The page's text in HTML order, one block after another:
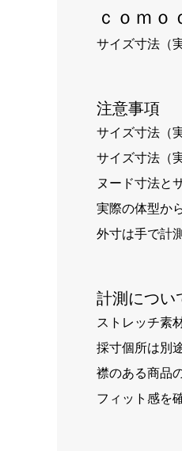
ｃｏｍｏ
サイズ寸法（
注意事項
サイズ寸法（
サイズ寸法（
ヌード寸法と
実際の体型か
外寸は手で計
計測につい
ストレッチ素
採寸個所は別
襟のある商品
フィット感を